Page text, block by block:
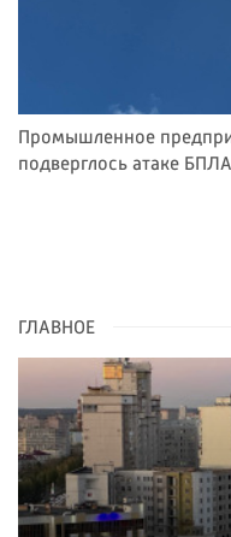
Промышленное
подверглось атаке БПЛА
ГЛАВНОЕ